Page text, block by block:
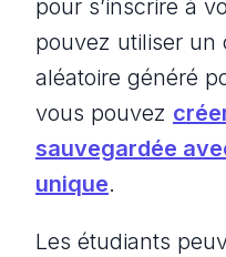
pour s’inscrire à
pouvez utiliser un
aléatoire généré
vous pouvez
sauvegardée
unique.
Les étudiants